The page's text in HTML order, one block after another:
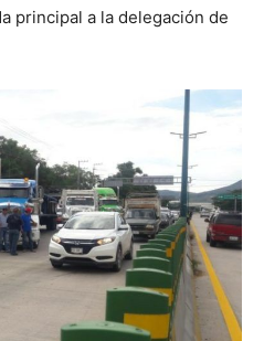
principal a la delegación de